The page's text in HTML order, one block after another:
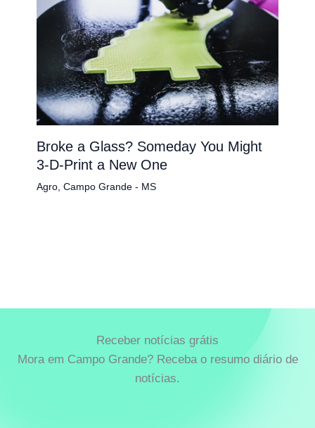
Broke a Glass? Someday You Might
3-D-Print a New One
Agro, Campo Grande - MS
Receber notícias grátis
Mora em Campo Grande? Receba o resumo diário de
notícias.